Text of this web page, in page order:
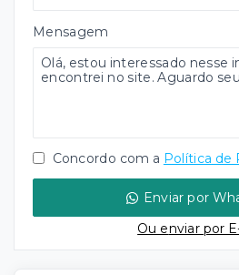
Mensagem
Concordo com a Política de
Enviar por
Ou enviar por